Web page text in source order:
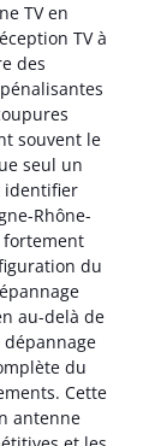
TV en
TV à
des
souvent le
seul un
identifier
Rhône-
fortement
du
au-delà de
du
Cette
antenne